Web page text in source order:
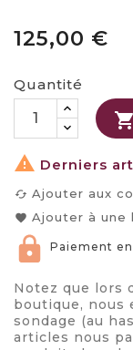
125,00 €
Quantité

 Derniers
cached Ajouter aux
favorite Ajouter à une
Paiement
Notez que lors
boutique, nous
sondage (au
articles nous